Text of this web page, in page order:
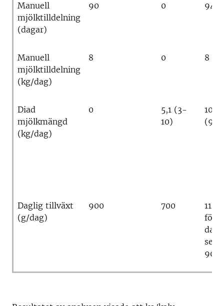
Manuell
mjölktilldelning
(dagar)
90 0 94
Manuell
mjölktilldelning
(kg/dag)
8 0 8
Diad
mjölkmängd
(kg/dag)
0
5,1 (3-
10)
10,9
Daglig tillväxt
(g/dag)
900 700
1100
900